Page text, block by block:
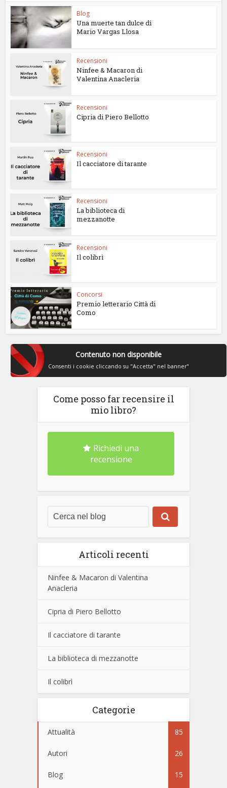
Blog
Una muerte tan dulce di
Mario Vargas Llosa
Recensioni
Ninfee & Macaron di
Valentina Anacleria
Recensioni
Cipria di Piero Bellotto
Recensioni
Il cacciatore di tarante
Recensioni
La biblioteca di
mezzanotte
Recensioni
Il colibrì
Concorsi
Premio letterario Città di
Como
Contenuto non disponibile
Consenti i cookie cliccando su "Accetta" nel banner"
Come posso far recensire il
mio libro?
Richiedi una
recensione
Articoli recenti
Ninfee & Macaron di Valentina
Anacleria
Cipria di Piero Bellotto
Il cacciatore di tarante
La biblioteca di mezzanotte
Il colibrì
Categorie
Attualità 85
Autori 26
Blog 15